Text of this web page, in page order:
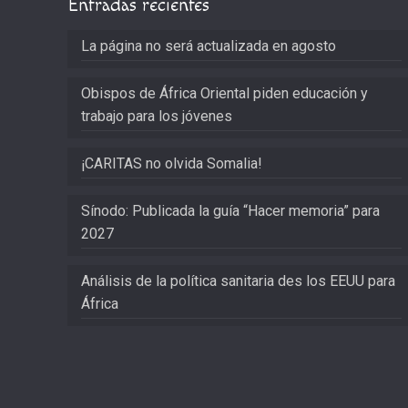
Entradas recientes
La página no será actualizada en agosto
Obispos de África Oriental piden educación y
trabajo para los jóvenes
¡CARITAS no olvida Somalia!
Sínodo: Publicada la guía “Hacer memoria” para
2027
Análisis de la política sanitaria des los EEUU para
África